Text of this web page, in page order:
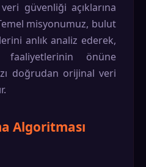
güvenliği açıklarına
misyonumuz, bulut
anlık analiz ederek,
faaliyetlerinin önüne
doğrudan orijinal veri
Algoritması